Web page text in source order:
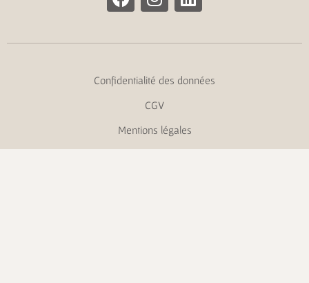
Confidentialité des données
CGV
Mentions légales